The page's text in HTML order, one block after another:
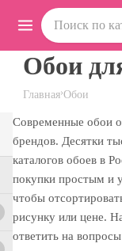
Главная›Обои
Обои
Современные обои
брендов. Десятки
каталогов обоев в
покупки простым и
чтобы
рисунку или цене.
ответить на